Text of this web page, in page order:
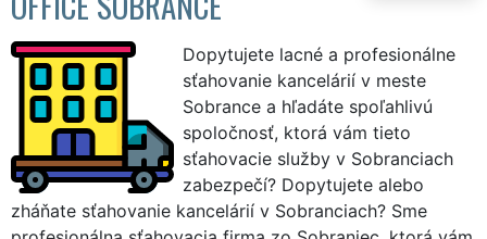
Dopytujete lacné a profesionálne
sťahovanie kancelárií v meste
Sobrance a hľadáte spoľahlivú
spoločnosť, ktorá vám tieto
sťahovacie služby v Sobranciach
zabezpečí? Dopytujete alebo
zháňate sťahovanie kancelárií v Sobranciach? Sme